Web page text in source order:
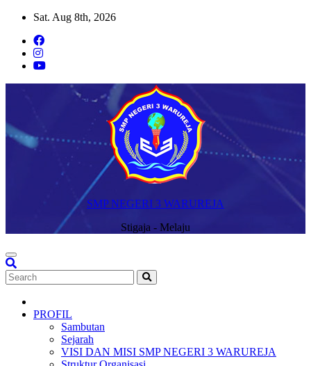
Skip
content
Sat. Aug 8th, 2026
SMP NEGERI 3 WARUREJA
Stigaja - Melaju
PROFIL
Sambutan
Sejarah
VISI DAN MISI SMP NEGERI 3 WARUREJA